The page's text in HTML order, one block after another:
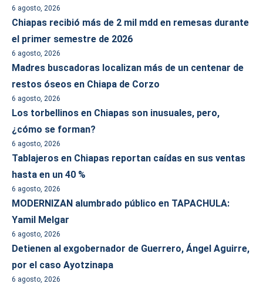
6 agosto, 2026
Chiapas recibió más de 2 mil mdd en remesas durante
el primer semestre de 2026
6 agosto, 2026
Madres buscadoras localizan más de un centenar de
restos óseos en Chiapa de Corzo
6 agosto, 2026
Los torbellinos en Chiapas son inusuales, pero,
¿cómo se forman?
6 agosto, 2026
Tablajeros en Chiapas reportan caídas en sus ventas
hasta en un 40 %
6 agosto, 2026
MODERNIZAN alumbrado público en TAPACHULA:
Yamil Melgar
6 agosto, 2026
Detienen al exgobernador de Guerrero, Ángel Aguirre,
por el caso Ayotzinapa
6 agosto, 2026